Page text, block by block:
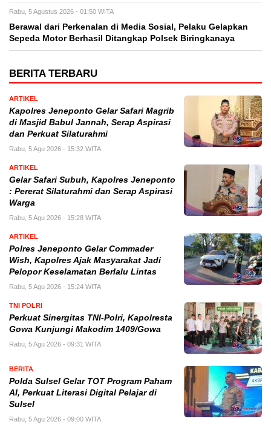
Rabu, 5 Agustus 2026 - 01:50 WITA
Berawal dari Perkenalan di Media Sosial, Pelaku Gelapkan
Sepeda Motor Berhasil Ditangkap Polsek Biringkanaya
BERITA TERBARU
ARTIKEL
Kapolres Jeneponto Gelar Safari Magrib
di Masjid Babul Jannah, Serap Aspirasi
dan Perkuat Silaturahmi
Rabu, 5 Agu 2026 - 15:32 WITA
ARTIKEL
Gelar Safari Subuh, Kapolres Jeneponto
: Pererat Silaturahmi dan Serap Aspirasi
Warga
Rabu, 5 Agu 2026 - 15:28 WITA
ARTIKEL
Polres Jeneponto Gelar Commader
Wish, Kapolres Ajak Masyarakat Jadi
Pelopor Keselamatan Berlalu Lintas
Rabu, 5 Agu 2026 - 15:24 WITA
TNI POLRI
Perkuat Sinergitas TNI-Polri, Kapolresta
Gowa Kunjungi Makodim 1409/Gowa
Rabu, 5 Agu 2026 - 09:31 WITA
BERITA
Polda Sulsel Gelar TOT Program Paham
AI, Perkuat Literasi Digital Pelajar di
Sulsel
Rabu, 5 Agu 2026 - 09:00 WITA